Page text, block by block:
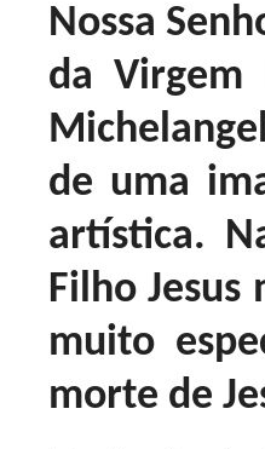
Nossa
da Virgem
de uma
artística.
Filho
muito
morte de